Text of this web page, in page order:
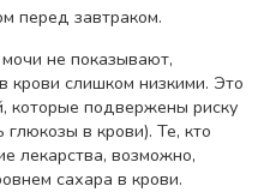
перед завтраком.
не показывают,
крови слишком низкими. Это
подвержены риску
глюкозы в крови). Те, кто
лекарства, возможно,
сахара в крови.